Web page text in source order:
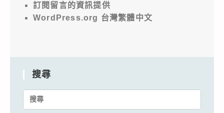
訂閱留言的資訊提供
WordPress.org 台灣繁體中文
搜尋
Search